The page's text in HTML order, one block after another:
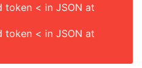
token < in JSON at
token < in JSON at